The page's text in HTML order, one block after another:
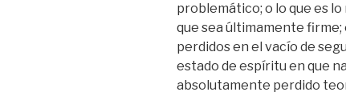
problemático; o lo que es
que sea últimamente firme;
perdidos en el vacío de
estado de espíritu en que
absolutamente perdido